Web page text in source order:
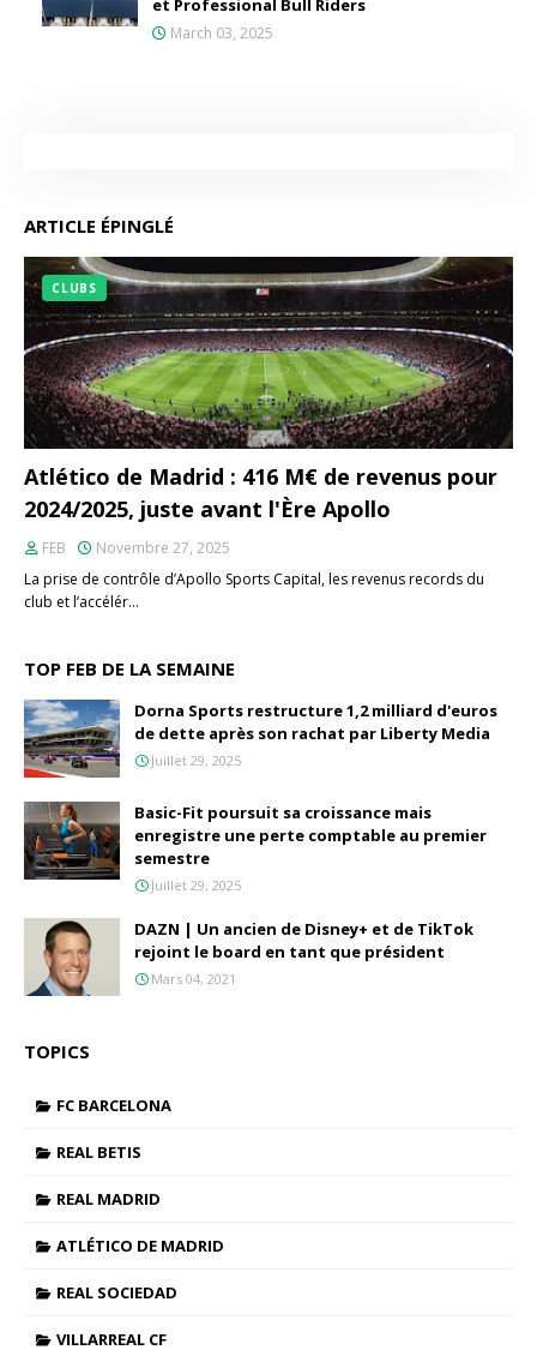
et Professional Bull Riders
March 03, 2025
ARTICLE ÉPINGLÉ
CLUBS
Atlético de Madrid : 416 M€ de revenus pour
2024/2025, juste avant l'Ère Apollo
FEB
Novembre 27, 2025
La prise de contrôle d’Apollo Sports Capital, les revenus records du
club et l’accélér…
TOP FEB DE LA SEMAINE
Dorna Sports restructure 1,2 milliard d'euros
de dette après son rachat par Liberty Media
Juillet 29, 2025
Basic-Fit poursuit sa croissance mais
enregistre une perte comptable au premier
semestre
Juillet 29, 2025
DAZN | Un ancien de Disney+ et de TikTok
rejoint le board en tant que président
Mars 04, 2021
TOPICS
FC BARCELONA
REAL BETIS
REAL MADRID
ATLÉTICO DE MADRID
REAL SOCIEDAD
VILLARREAL CF